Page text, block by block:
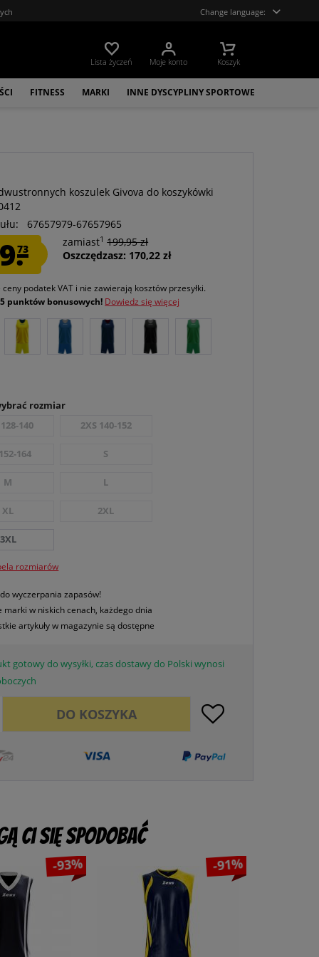
Change language:
Lista życzeń Moje konto Koszyk
FITNESS MARKI INNE DYSCYPLINY SPORTOWE
koszulek Givova do koszykówki
67657979-67657965
73
zamiast1 199,95 zł
Oszczędzasz: 170,22 zł
ceny podatek VAT i nie zawierają kosztów przesyłki.
5 punktów bonusowych! Dowiedz się więcej
rozmiar
140
2XS 140-152
164 S
M L
XL 2XL
3XL
rozmiarów
wyczerpania zapasów!
marki w niskich cenach, każdego dnia
artykuły w magazynie są dostępne
gotowy do wysyłki, czas dostawy do Polski wynosi
DO KOSZYKA
Ci się spodobać
-93% -91%